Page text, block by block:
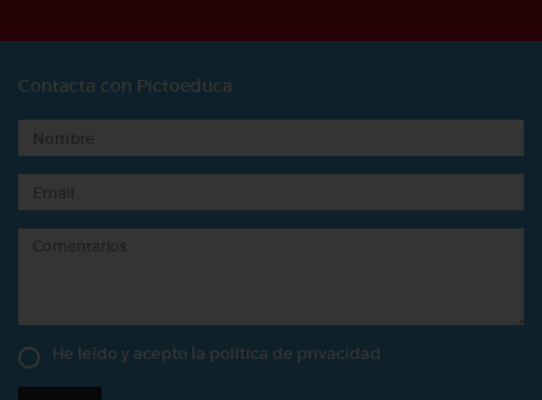
Contacta con Pictoeduca
He leído y acepto la política de privacidad